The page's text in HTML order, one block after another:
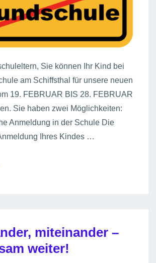
Sie können Ihr Kind bei
am Schiffsthal für unsere neuen
19. FEBRUAR BIS 28. FEBRUAR
Sie haben zwei Möglichkeiten:
Anmeldung in der Schule Die
Ihres Kindes …
miteinander –
weiter!